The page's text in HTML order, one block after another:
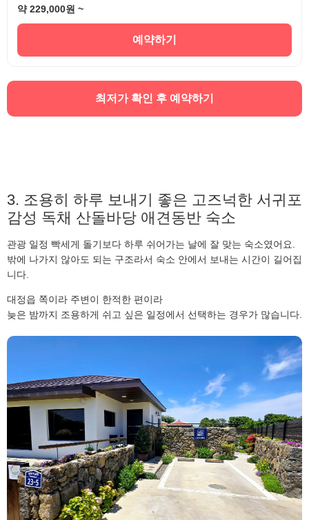
약 229,000원 ~
예약하기
최저가 확인 후 예약하기
3. 조용히 하루 보내기 좋은 고즈넉한 서귀포
감성 독채 산돌바당 애견동반 숙소
관광 일정 빡세게 돌기보다 하루 쉬어가는 날에 잘 맞는 숙소였어요.
밖에 나가지 않아도 되는 구조라서 숙소 안에서 보내는 시간이 길어집
니다.
대정읍 쪽이라 주변이 한적한 편이라
늦은 밤까지 조용하게 쉬고 싶은 일정에서 선택하는 경우가 많습니다.